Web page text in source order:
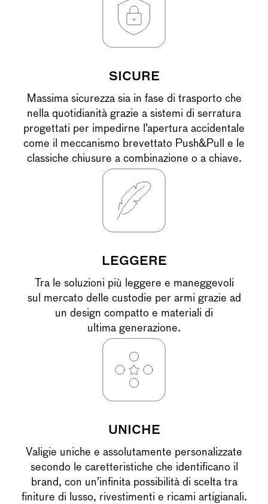
SICURE
Massima sicurezza sia in fase di trasporto che
nella quotidianità grazie a sistemi di serratura
progettati per impedirne l’apertura accidentale
come il meccanismo brevettato Push&Pull e le
classiche chiusure a combinazione o a chiave.
LEGGERE
Tra le soluzioni più leggere e maneggevoli
sul mercato delle custodie per armi grazie ad
un design compatto e materiali di
ultima generazione.
UNICHE
Valigie uniche e assolutamente personalizzate
secondo le caretteristiche che identificano il
brand, con un’infinita possibilità di scelta tra
finiture di lusso, rivestimenti e ricami artigianali.